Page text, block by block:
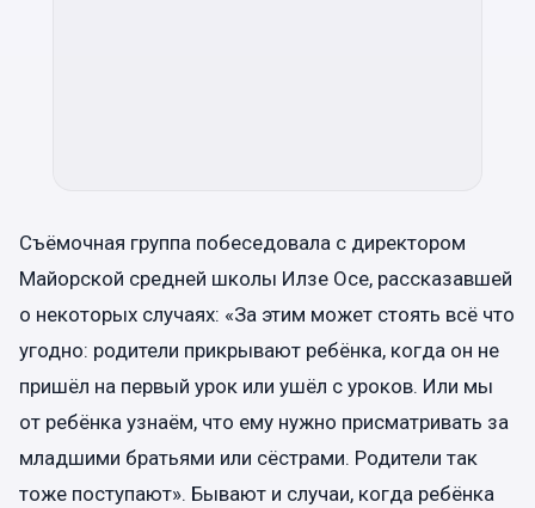
Съёмочная группа побеседовала с директором
Майорской средней школы Илзе Осе, рассказавшей
о некоторых случаях: «За этим может стоять всё что
угодно: родители прикрывают ребёнка, когда он не
пришёл на первый урок или ушёл с уроков. Или мы
от ребёнка узнаём, что ему нужно присматривать за
младшими братьями или сёстрами. Родители так
тоже поступают». Бывают и случаи, когда ребёнка